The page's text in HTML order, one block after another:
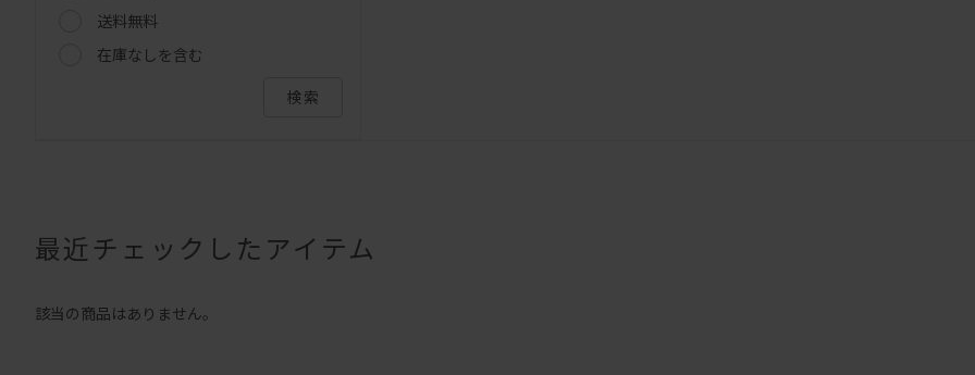
送料無料
在庫なしを含む
検索
最近チェックしたアイテム
該当の商品はありません。